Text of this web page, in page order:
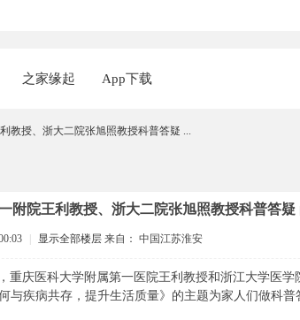
之家缘起 App下载
教授、浙大二院张旭照教授科普答疑 ...
附院王利教授、浙大二院张旭照教授科普答疑
显示全部楼层 来自： 中国江苏淮安
重庆医科大学附属第一医院王利教授和浙江大学医
与疾病共存，提升生活质量》的主题为家人们做科